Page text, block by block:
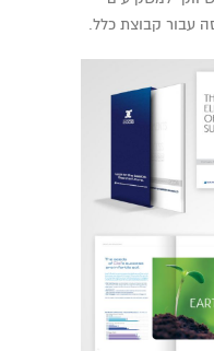
עבור קבוצת כלל.